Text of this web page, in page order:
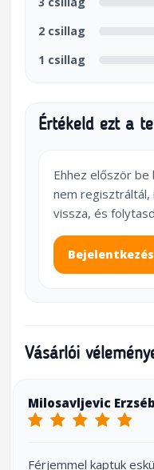
2 csillag
1 csillag
Értékeld ezt a
Ehhez először
nem
vissza, és
Vásárlói
Milosavljevic
Férjemmel kaptuk